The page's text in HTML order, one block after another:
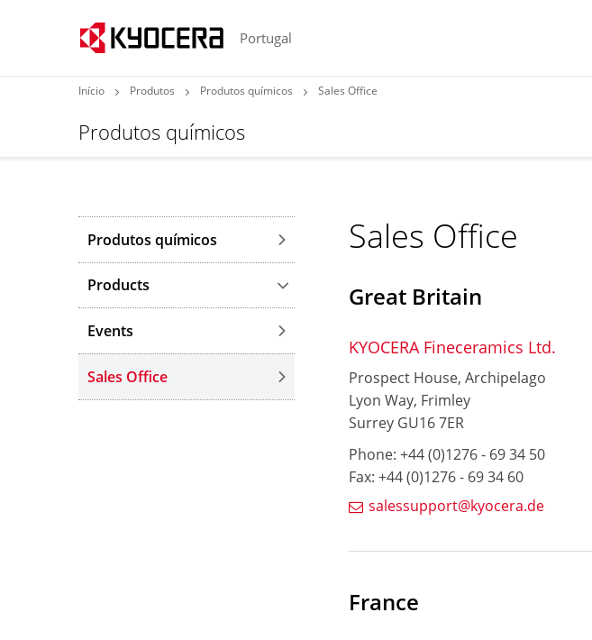
Portugal
Início Produtos Produtos químicos Sales Office
Produtos químicos
Sales Office
Great Britain
KYOCERA Fineceramics Ltd.
Prospect House, Archipelago
Lyon Way, Frimley
Surrey GU16 7ER
Phone: +44 (0)1276 - 69 34 50
Fax: +44 (0)1276 - 69 34 60
salessupport@kyocera.de
France
Produtos químicos
Products
Events
Sales Office